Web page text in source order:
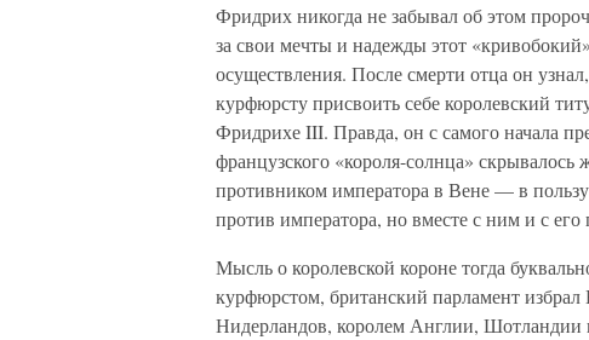
Фридрих никогда не забывал об этом
за свои мечты и надежды этот
осуществления. После смерти отца он
курфюрсту присвоить себе королевский
Фридрихе III. Правда, он с самого начала
французского «короля-солнца» скрывалось
противником императора в Вене — в
против императора, но вместе с ним и с
Мысль о королевской короне тогда
курфюрстом, британский парламент избрал
Нидерландов, королем Англии, Шотландии